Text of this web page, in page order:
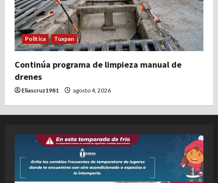
Politica Tuxpan
Continúa programa de limpieza manual de
drenes
Eliascruz1981 agosto 4, 2026